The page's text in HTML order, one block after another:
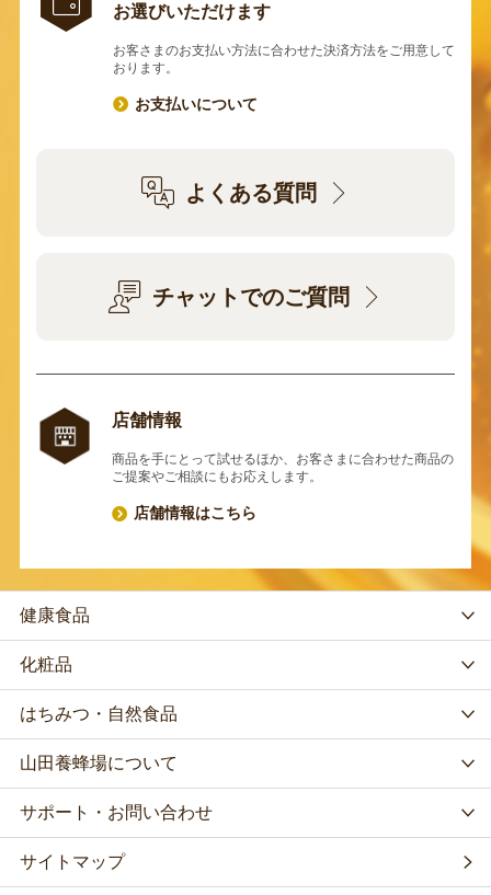
お選びいただけます
お客さまのお支払い方法に合わせた決済方法をご用意して
おります。
お支払いについて
よくある質問
チャットでのご質問
店舗情報
商品を手にとって試せるほか、お客さまに合わせた商品の
ご提案やご相談にもお応えします。
店舗情報はこちら
健康食品
化粧品
はちみつ・自然食品
山田養蜂場について
サポート・お問い合わせ
サイトマップ